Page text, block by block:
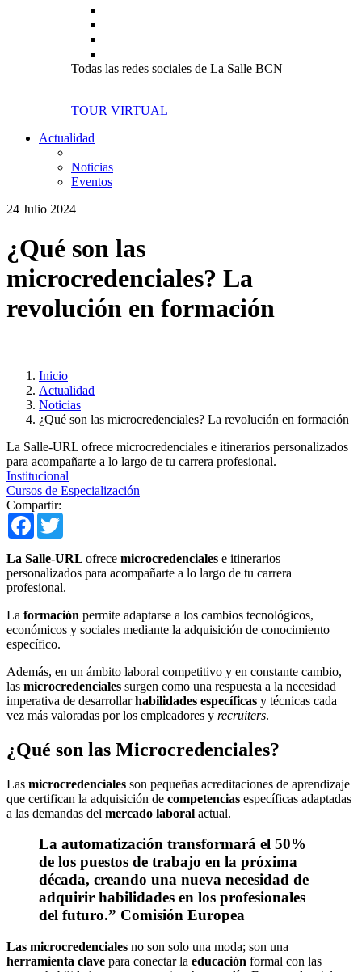
Todas las redes sociales de La Salle BCN
TOUR VIRTUAL
Actualidad
Noticias
Eventos
24 Julio 2024
¿Qué son las
microcredenciales? La
revolución en formación
Inicio
Actualidad
Noticias
¿Qué son las microcredenciales? La revolución en formación
La Salle-URL ofrece microcredenciales e itinerarios personalizados
para acompañarte a lo largo de tu carrera profesional.
Institucional
Cursos de Especialización
Compartir:
Facebook
La Salle-URL ofrece microcredenciales e itinerarios
personalizados para acompañarte a lo largo de tu carrera
profesional.
La formación permite adaptarse a los cambios tecnológicos,
económicos y sociales mediante la adquisición de conocimiento
específico.
Además, en un ámbito laboral competitivo y en constante cambio,
las microcredenciales surgen como una respuesta a la necesidad
imperativa de desarrollarhabilidades específicas y técnicas cada
vez más valoradas por los empleadores y recruiters.
¿Qué son las Microcredenciales?
Las microcredenciales son pequeñas acreditaciones de aprendizaje
que certifican la adquisición de competencias específicas adaptadas
a las demandas del mercado laboral actual.
La automatización transformará el 50%
de los puestos de trabajo en la próxima
década, creando una nueva necesidad de
adquirir habilidades en los profesionales
del futuro.” Comisión Europea
Las microcredenciales no son solo una moda; son una
herramienta clave para conectar la educación formal con las